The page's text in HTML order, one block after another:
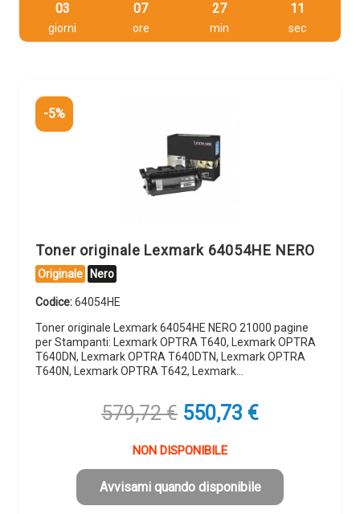
03
giorni
07
ore
27
min
11
sec
-5%
Toner originale Lexmark 64054HE NERO
Originale Nero
Codice:64054HE
Toner originale Lexmark 64054HE NERO 21000 pagine
per Stampanti: Lexmark OPTRA T640, Lexmark OPTRA
T640DN, Lexmark OPTRA T640DTN, Lexmark OPTRA
T640N, Lexmark OPTRA T642, Lexmark…
579,72€ Il
prezzo
originale
era:
579,72 €.
550,73 €Il
è:
550,73 €.
NON DISPONIBILE
Avvisami quando disponibile